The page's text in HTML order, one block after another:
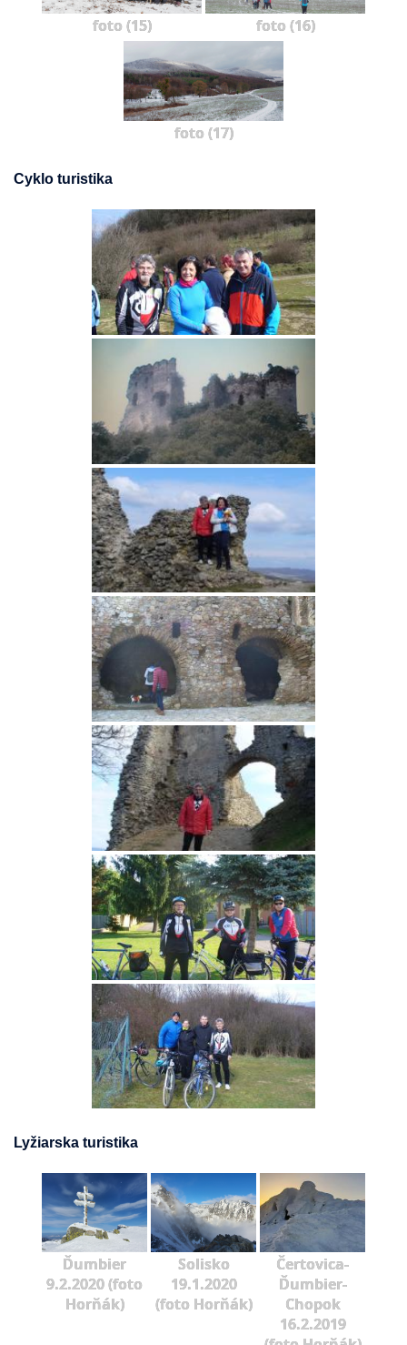
foto (15) foto (16)
foto (17)
Cyklo turistika
Lyžiarska turistika
Ďumbier
9.2.2020 (foto
Horňák)
Solisko
19.1.2020
(foto Horňák)
Čertovica-
Ďumbier-
Chopok
16.2.2019